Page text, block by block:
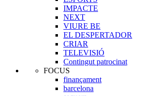
IMPACTE
NEXT
VIURE BE
EL DESPERTADOR
CRIAR
TELEVISIÓ
Contingut patrocinat
FOCUS
finançament
barcelona